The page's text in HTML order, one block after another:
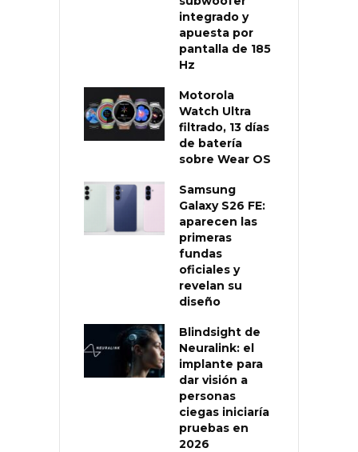
integrado y
apuesta por
pantalla de 185
Hz
Motorola
Watch Ultra
filtrado, 13 días
de batería
sobre Wear OS
Samsung
Galaxy S26 FE:
aparecen las
primeras
fundas
oficiales y
revelan su
diseño
Blindsight de
Neuralink: el
implante para
dar visión a
personas
ciegas iniciaría
pruebas en
2026